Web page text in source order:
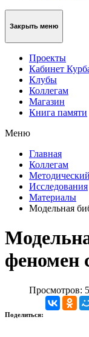
Закрыть меню
Проекты
Кабинет
Клубы
Коллегам
Магазин
Книга памяти
Меню
Главная
Коллегам
Исследования
Материалы
Модельная
феномен
Просмотров:
Поделиться: